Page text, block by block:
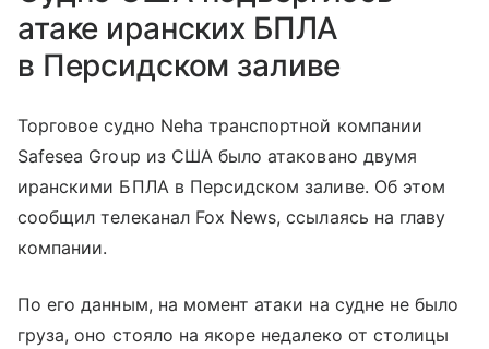
атаке иранских БПЛА
в Персидском заливе
Торговое судно Neha транспортной компании
Safesea Group из США было атаковано двумя
иранскими БПЛА в Персидском заливе. Об этом
сообщил телеканал Fox News, ссылаясь на главу
компании.
По его данным, на момент атаки на судне не было
груза, оно стояло на якоре недалеко от столицы